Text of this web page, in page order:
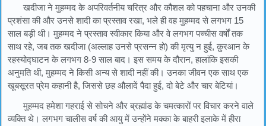
खदीजा ने मुहम्मद के अपरिवर्तनीय चरित्र और कौशल को पहचाना और उनकी
प्रशंसा की और उनसे शादी का प्रस्ताव रखा, भले ही वह मुहम्मद से लगभग 15
साल बड़ी थी। मुहम्मद ने प्रस्ताव स्वीकार किया और वे लगभग पच्चीस वर्षों तक
साथ रहे, जब तक खदीजा (अल्लाह उनसे प्रसन्न हो) की मृत्यु न हुई, क़ुरआन के
रहस्योद्घाटन के लगभग 8-9 साल बाद। इस समय के दौरान, हालांकि इसकी
अनुमति थी, मुहम्मद ने किसी अन्य से शादी नहीं की। उनका जीवन एक साथ एक
खूबसूरत प्रेम कहानी है, जिससे छह औलादें पैदा हुई, दो बेटे और चार बेटियां।
मुहम्मद हमेशा गहराई से सोचने और ब्रह्मांड के चमत्कारों पर विचार करने वाले
व्यक्ति थे। लगभग चालीस वर्ष की आयु में उन्होंने मक्का के बाहरी इलाके में हीरा